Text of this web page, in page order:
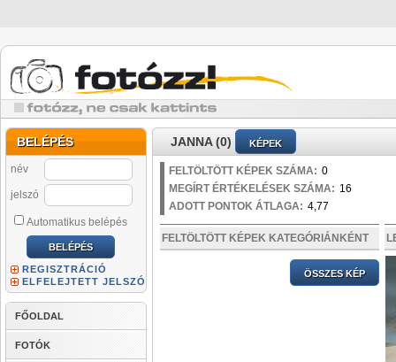
BELÉPÉS
név
jelszó
Automatikus belépés
REGISZTRÁCIÓ
ELFELEJTETT JELSZÓ
FŐOLDAL
FOTÓK
JANNA (0) KÉPEK
FELTÖLTÖTT KÉPEK SZÁMA: 0
MEGÍRT ÉRTÉKELÉSEK SZÁMA: 16
ADOTT PONTOK ÁTLAGA: 4,77
FELTÖLTÖTT KÉPEK KATEGÓRIÁNKÉNT
ÖSSZES KÉP